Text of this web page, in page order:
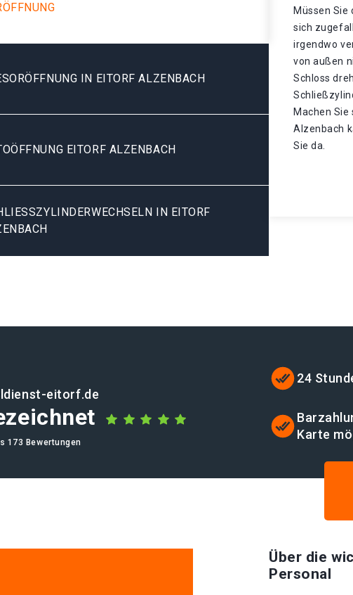
IN EITORF ALZENBACH
EITORF ALZENBACH
IN EITORF A
Müssen
sich
irgendwo
von außen
Schloss
Machen
Alzenbach
Sie da.
eitorf.de
173 Bewertungen
24
Karte
Über die
Personal